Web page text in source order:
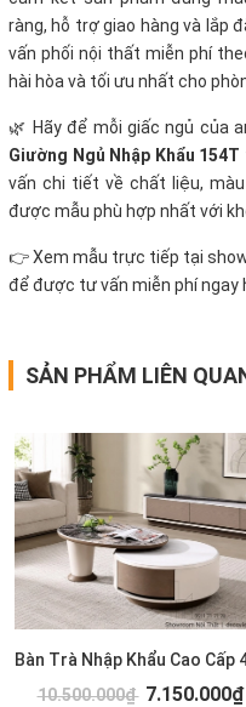
ràng, hỗ trợ giao hàng và lắp
vấn phối nội thất miễn phí
hài hòa và tối ưu nhất cho
🌿 Hãy để mỗi giấc ngủ của
Giường Ngủ Nhập Khẩu 154T
vấn chi tiết về chất liệu,
được mẫu phù hợp nhất với
👉 Xem mẫu trực tiếp tại
để được tư vấn miễn phí ngay
SẢN PHẨM LIÊN
10.500.000₫ 7.150.000₫